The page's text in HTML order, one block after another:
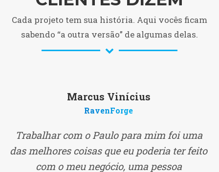
Cada projeto tem sua história. Aqui vocês ficam
sabendo “a outra versão” de algumas delas.
Marcus Vinícius
RavenForge
Trabalhar com o Paulo para mim foi uma
das melhores coisas que eu poderia ter feito
com o meu negócio, uma pessoa